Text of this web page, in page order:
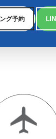
グ予約